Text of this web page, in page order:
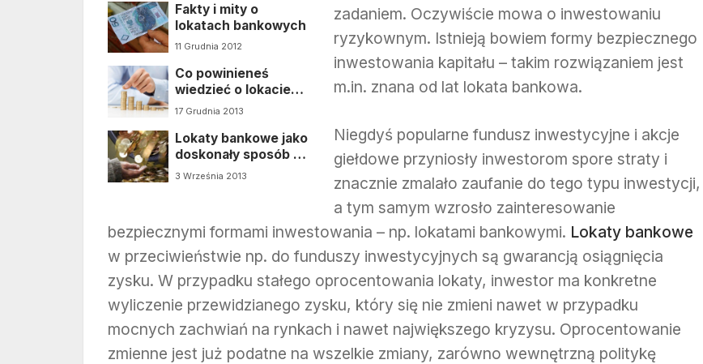
Fakty i mity o
lokatach bankowych
11 Grudnia 2012
Co powinieneś
wiedzieć o lokacie
bankowej?
17 Grudnia 2013
Lokaty bankowe jako
doskonały sposób na
oszczędzanie
3 Września 2013
zadaniem. Oczywiście mowa o inwestowaniu
ryzykownym. Istnieją bowiem formy bezpiecznego
inwestowania kapitału – takim rozwiązaniem jest
m.in. znana od lat lokata bankowa.
Niegdyś popularne fundusz inwestycyjne i akcje
giełdowe przyniosły inwestorom spore straty i
znacznie zmalało zaufanie do tego typu inwestycji,
a tym samym wzrosło zainteresowanie
bezpiecznymi formami inwestowania – np. lokatami bankowymi. Lokaty bankowe
w przeciwieństwie np. do funduszy inwestycyjnych są gwarancją osiągnięcia
zysku. W przypadku stałego oprocentowania lokaty, inwestor ma konkretne
wyliczenie przewidzianego zysku, który się nie zmieni nawet w przypadku
mocnych zachwiań na rynkach i nawet największego kryzysu. Oprocentowanie
zmienne jest już podatne na wszelkie zmiany, zarówno wewnętrzną politykę